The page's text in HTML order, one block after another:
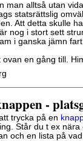
man alltså utan
statsrättslig
Att detta skulle
nog i stort sett
i ganska jämn
en gång till.
-
trycka på en
Står du t ex
och en lista på